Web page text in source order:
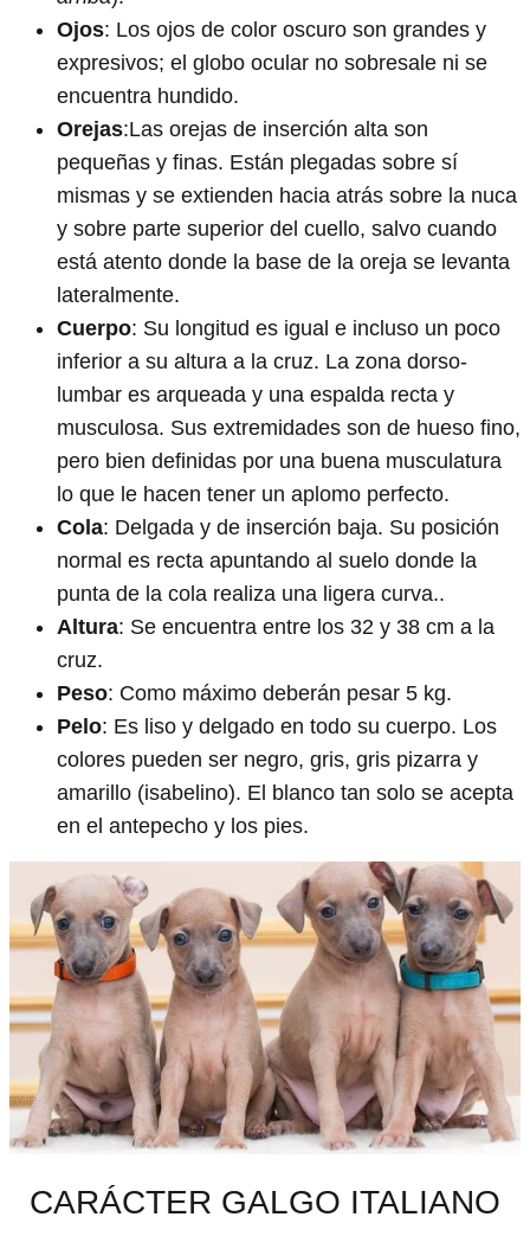
Ojos: Los ojos de color oscuro son grandes y
expresivos; el globo ocular no sobresale ni se
encuentra hundido.
Orejas:Las orejas de inserción alta son
pequeñas y finas. Están plegadas sobre sí
mismas y se extienden hacia atrás sobre la nuca
y sobre parte superior del cuello, salvo cuando
está atento donde la base de la oreja se levanta
lateralmente.
Cuerpo: Su longitud es igual e incluso un poco
inferior a su altura a la cruz. La zona dorso-
lumbar es arqueada y una espalda recta y
musculosa. Sus extremidades son de hueso fino,
pero bien definidas por una buena musculatura
lo que le hacen tener un aplomo perfecto.
Cola: Delgada y de inserción baja. Su posición
normal es recta apuntando al suelo donde la
punta de la cola realiza una ligera curva..
Altura: Se encuentra entre los 32 y 38 cm a la
cruz.
Peso: Como máximo deberán pesar 5 kg.
Pelo: Es liso y delgado en todo su cuerpo. Los
colores pueden ser negro, gris, gris pizarra y
amarillo (isabelino). El blanco tan solo se acepta
en el antepecho y los pies.
CARÁCTER GALGO ITALIANO